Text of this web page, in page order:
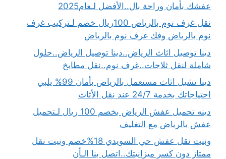
عفشك بأمان وراحة بال..الأفضل لـعام2025
نقل غرف نوم بالرياض 100ريال خصم لـتركيب غرف
نوم بالرياض وفك غرف نوم بالرياض
دينا توصيل اثاث الرياض..دينا توصيل الرياض..حلول
شاملة لنقل ثلاجات..غرف نوم..نقل مطابخ
دينا تشيل اثاث مستعمل بالرياض بأمان 99% يلبي
احتياجاتك بخدمة 24/7 عند نقل الأثاث
دينه تحميل عفش الرياض بخصم 100 ريال لـتحميل
عفش بالرياض مع التغليف
ونيت نقل عفش حي السويدي 18%خصم ونيت نقل
ممتاز دون كسر ميزانيتك..اتصل بنا الـأن